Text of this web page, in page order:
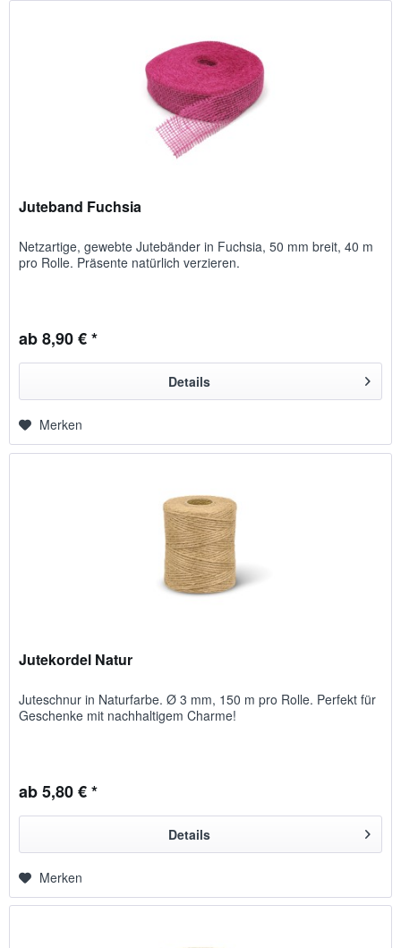
Juteband Fuchsia
Netzartige, gewebte Jutebänder in Fuchsia, 50 mm breit, 40 m
pro Rolle. Präsente natürlich verzieren.
ab 8,90 € *
Details
Merken
Jutekordel Natur
Juteschnur in Naturfarbe. Ø 3 mm, 150 m pro Rolle. Perfekt für
Geschenke mit nachhaltigem Charme!
ab 5,80 € *
Details
Merken